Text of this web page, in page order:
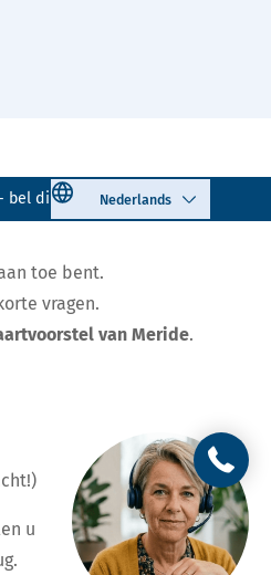
bel direct! 085 - 401 81 23
Select language
toe bent.
vragen.
van Meride.
u